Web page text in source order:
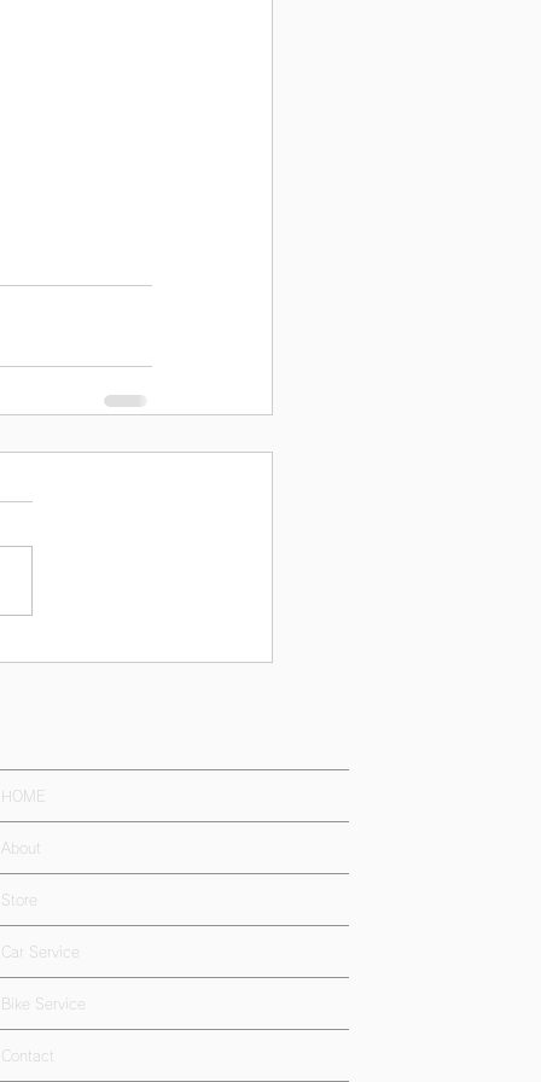
HOME
About
Store
Car Service
Bike Service
Contact